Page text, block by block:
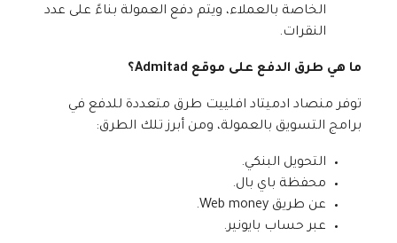
الخاصة بالعملاء، ويتم دفع العمولة بناءً على عدد
النقرات.
ما هي طرق الدفع على موقع Admitad؟
توفر منصاد ادميتاد افلييت طرق متعددة للدفع في
برامج التسويق بالعمولة، ومن أبرز تلك الطرق:
التحويل البنكي.
محفظة باي بال.
عن طريق Web money.
عبر حساب بايونير.